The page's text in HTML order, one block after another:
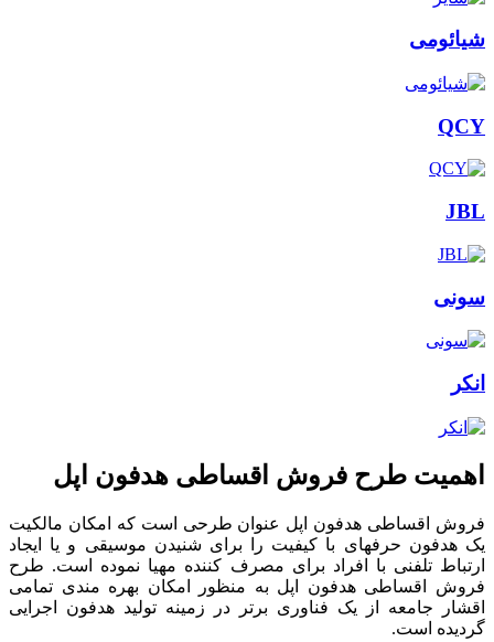
شیائومی
QCY
JBL
سونی
انکر
اهمیت طرح فروش اقساطی هدفون اپل
فروش اقساطی هدفون اپل عنوان طرحی است که امکان مالکیت
یک هدفون حرفه­ای با کیفیت را برای شنیدن موسیقی و یا ایجاد
ارتباط تلفنی با افراد برای مصرف کننده مهیا نموده است. طرح
فروش اقساطی هدفون اپل به منظور امکان بهره مندی تمامی
اقشار جامعه از یک فناوری برتر در زمینه تولید هدفون اجرایی
گردیده است.